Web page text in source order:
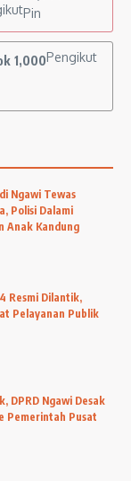
Pin
1,000Pengikut
Ngawi Tewas
Polisi Dalami
Anak Kandung
Resmi Dilantik,
Pelayanan Publik
DPRD Ngawi Desak
Pemerintah Pusat